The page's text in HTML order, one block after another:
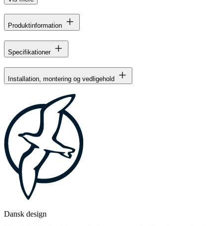
Produktinformation
Specifikationer
Installation, montering og vedligehold
Dansk design